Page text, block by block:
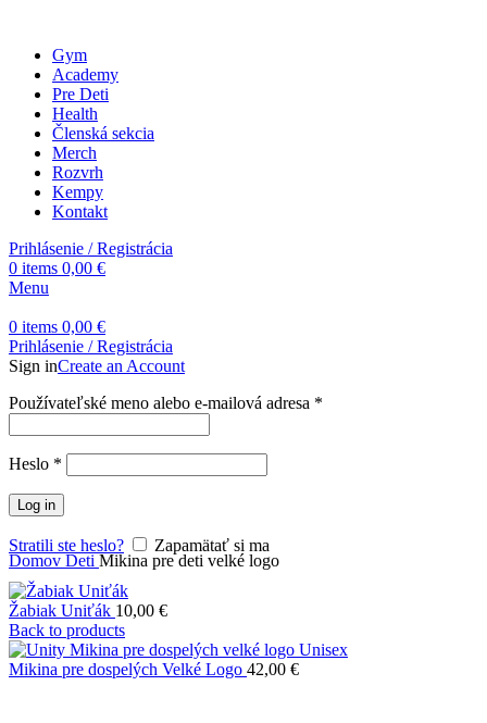
Gym
Academy
Pre Deti
Health
Členská sekcia
Merch
Rozvrh
Kempy
Kontakt
Prihlásenie / Registrácia
0 items 0,00 €
Menu
0 items 0,00 €
Prihlásenie / Registrácia
Sign inCreate an Account
Používateľské meno alebo e-mailová adresa *
Heslo *
Log in
Stratili ste heslo?
Zapamätať si ma
Domov Deti Mikina pre deti velké logo
Žabiak Uniťák 10,00 €
Back to products
Mikina pre dospelých Velké Logo 42,00 €